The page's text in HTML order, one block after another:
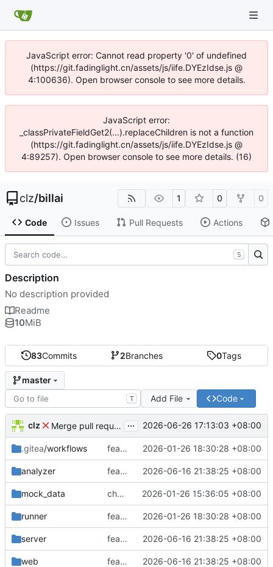
JavaScript error: Cannot read property '0' of undefined
(https://git.fadinglight.cn/assets/js/iife.DYEzIdse.js @
4:100636). Open browser console to see more details.
JavaScript error:
_classPrivateFieldGet2(...).replaceChildren is not a function
(https://git.fadinglight.cn/assets/js/iife.DYEzIdse.js @
4:89257). Open browser console to see more details. (16)
clz/billai 1 0 0
Code Issues Pull Requests Actions
83Commits 2Branches 0Tags
master
T Add File Code
clz Merge pull request 'feat: implement WeChat cross-batch refund reconciliation and fix misc issues' ( ... 2026-06-26 17:13:03 +08:00
.gitea/workflows feat: 改用 Docker 模式运行 Gitea Actions 2026-01-26 18:30:28 +08:00
analyzer feat: implement WeChat cross-batch refund reconciliation and fix misc issues 2026-06-16 21:38:25 +08:00
mock_data chore: release v1.3.0 - 京东账单支持 2026-01-26 15:36:05 +08:00
runner feat: 改用 Docker 模式运行 Gitea Actions 2026-01-26 18:30:28 +08:00
server feat: implement WeChat cross-batch refund reconciliation and fix misc issues 2026-06-16 21:38:25 +08:00
web feat: implement WeChat cross-batch refund reconciliation and fix misc issues 2026-06-16 21:38:25 +08:00
S
Description
No description provided
Readme
10MiB